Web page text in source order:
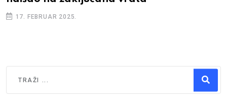
17. FEBRUAR 2025.
Type 2 or more characters for results.